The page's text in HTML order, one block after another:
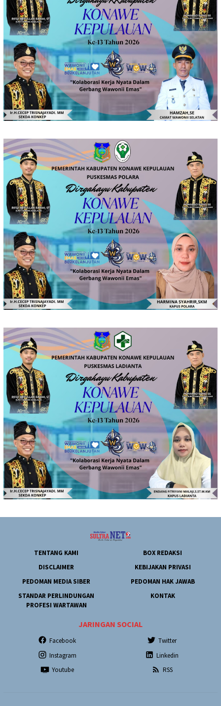
TENTANG KAMI
BOX REDAKSI
DISCLAIMER
KEBIJAKAN PRIVASI
PEDOMAN MEDIA SIBER
PEDOMAN HAK JAWAB
STANDAR PERLINDUNGAN
PROFESI WARTAWAN
KONTAK
JARINGAN SOCIAL
Facebook
Twitter
Instagram
Linkedin
Youtube
RSS